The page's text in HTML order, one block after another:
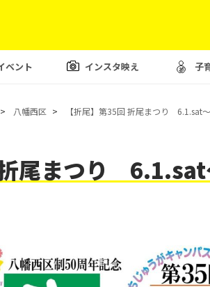
ベント インスタ映え 子
八幡西区 【折尾】第35回 折尾まつり 6.1.sat〜
折尾まつり